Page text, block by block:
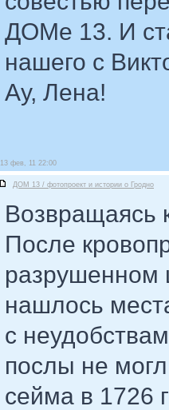
ДОМе 13. И
нашего с
Ау, Лена!
13 фев, 11 22:00
ДОМ 13 / фотопроект и истории о Гродно
Возвращаясь
После
разрушенном
нашлось
с
послы не
сейма в 1726